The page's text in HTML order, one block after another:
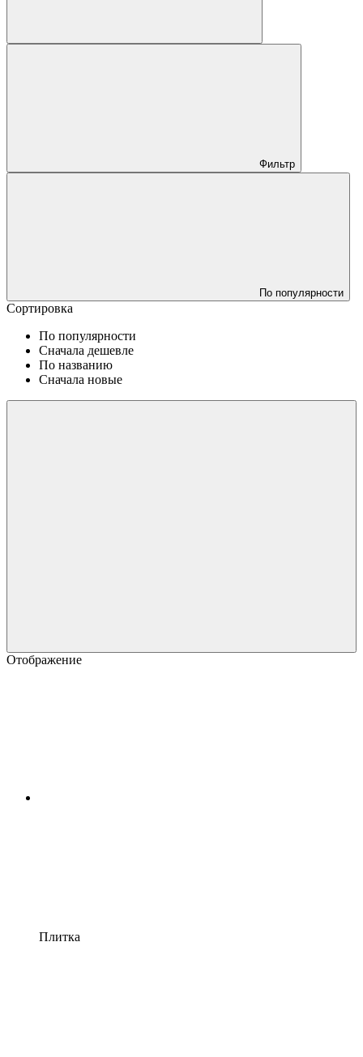
Фильтр
По популярности
Сортировка
По популярности
Сначала дешевле
По названию
Сначала новые
Отображение
Плитка